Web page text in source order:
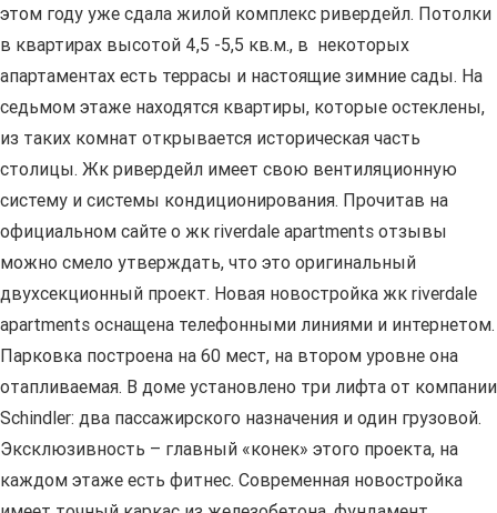
этом году уже сдала жилой комплекс ривердейл. Потолки
в квартирах высотой 4,5 -5,5 кв.м., в некоторых
апартаментах есть террасы и настоящие зимние сады. На
седьмом этаже находятся квартиры, которые остеклены,
из таких комнат открывается историческая часть
столицы. Жк ривердейл имеет свою вентиляционную
систему и системы кондиционирования. Прочитав на
официальном сайте о жк riverdale apartments отзывы
можно смело утверждать, что это оригинальный
двухсекционный проект. Новая новостройка жк riverdale
apartments оснащена телефонными линиями и интернетом.
Парковка построена на 60 мест, на втором уровне она
отапливаемая. В доме установлено три лифта от компании
Schindler: два пассажирского назначения и один грузовой.
Эксклюзивность – главный «конек» этого проекта, на
каждом этаже есть фитнес. Современная новостройка